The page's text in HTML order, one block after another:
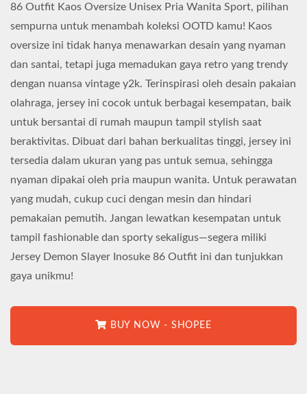
86 Outfit Kaos Oversize Unisex Pria Wanita Sport, pilihan
sempurna untuk menambah koleksi OOTD kamu! Kaos
oversize ini tidak hanya menawarkan desain yang nyaman
dan santai, tetapi juga memadukan gaya retro yang trendy
dengan nuansa vintage y2k. Terinspirasi oleh desain pakaian
olahraga, jersey ini cocok untuk berbagai kesempatan, baik
untuk bersantai di rumah maupun tampil stylish saat
beraktivitas. Dibuat dari bahan berkualitas tinggi, jersey ini
tersedia dalam ukuran yang pas untuk semua, sehingga
nyaman dipakai oleh pria maupun wanita. Untuk perawatan
yang mudah, cukup cuci dengan mesin dan hindari
pemakaian pemutih. Jangan lewatkan kesempatan untuk
tampil fashionable dan sporty sekaligus—segera miliki
Jersey Demon Slayer Inosuke 86 Outfit ini dan tunjukkan
gaya unikmu!
BUY NOW - SHOPEE